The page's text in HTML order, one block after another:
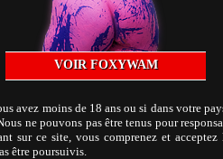
VOIR FOXYWAM
avez moins de 18 ans ou si dans votre
ne pouvons pas être tenus pour
sur ce site, vous comprenez et
être poursuivis.